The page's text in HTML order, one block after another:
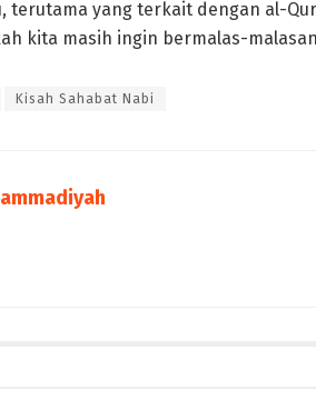
terutama yang terkait dengan al-
kita masih ingin bermalas-
Kisah Sahabat Nabi